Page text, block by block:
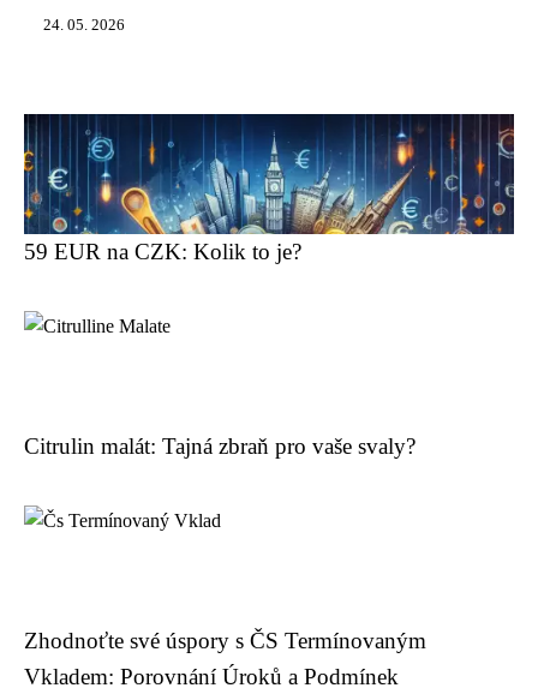
24. 05. 2026
59 EUR na CZK: Kolik to je?
Citrulin malát: Tajná zbraň pro vaše svaly?
Zhodnoťte své úspory s ČS Termínovaným
Vkladem: Porovnání Úroků a Podmínek